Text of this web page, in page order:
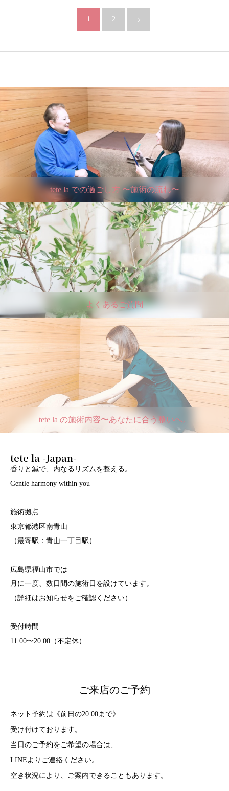
1 2
tete la での過ごし方 〜施術の流れ〜
よくあるご質問
tete la の施術内容〜あなたに合う整いへ。
tete la -Japan-
香りと鍼で、内なるリズムを整える。
Gentle harmony within you
施術拠点
東京都港区南青山
（最寄駅：青山一丁目駅）
広島県福山市では
月に一度、数日間の施術日を設けています。
（詳細はお知らせをご確認ください）
受付時間
11:00〜20:00（不定休）
ご来店のご予約
ネット予約は《前日の20:00まで》
受け付けております。
当日のご予約をご希望の場合は、
LINEよりご連絡ください。
空き状況により、ご案内できることもあります。